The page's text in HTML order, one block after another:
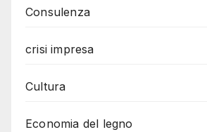
Consulenza
crisi impresa
Cultura
Economia del legno